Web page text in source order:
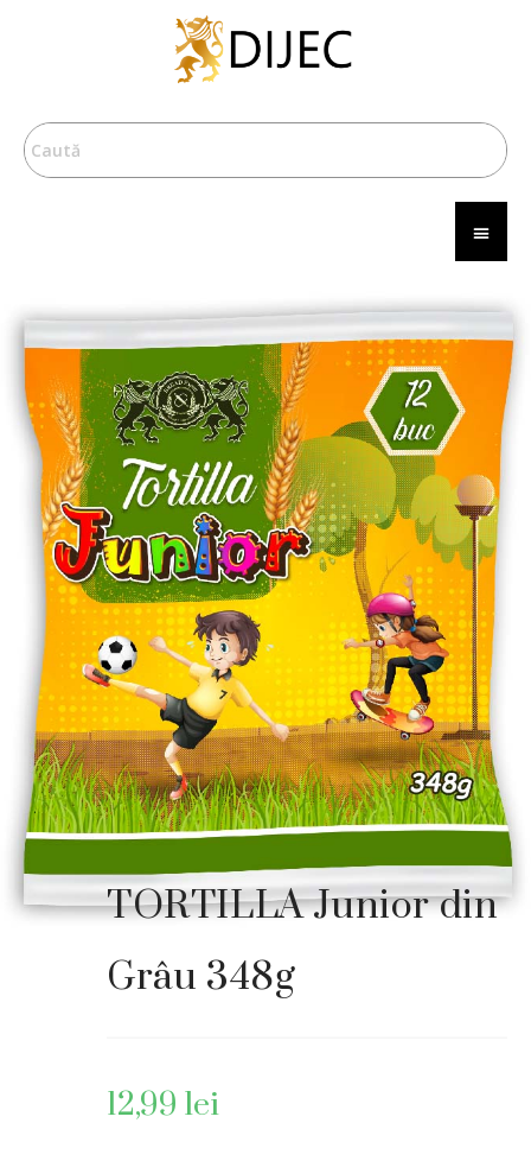
TORTILLA Junior din
Grâu 348g
12,99 lei